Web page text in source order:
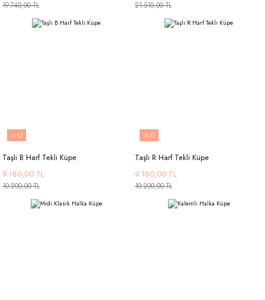
19.740,00 TL 21.510,00 TL
%10
Taşlı B Harf Tekli Küpe
9.180,00 TL
10.200,00 TL
%10
Taşlı R Harf Tekli Küpe
9.180,00 TL
10.200,00 TL